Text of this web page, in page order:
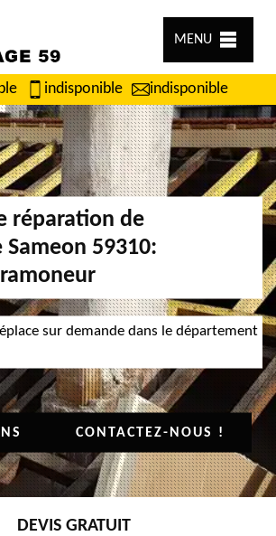
MENU
indisponible indisponible
réparation de
59310:
sur demande dans le département
CONTACTEZ-NOUS !
DEVIS GRATUIT